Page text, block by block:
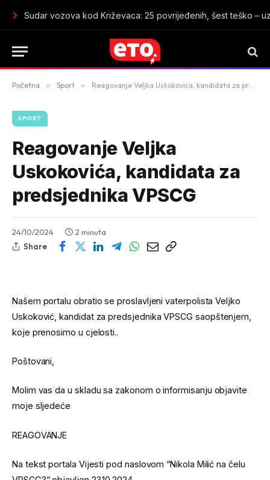
Djevojke, večeras igrajte za sebe, za Crnu Goru i za ono što
Početna » Sport » Reagovanje Veljka Uskokovića, kandidata za predsjednika VPSCG
SPORT
Reagovanje Veljka
Uskokovića, kandidata za
predsjednika VPSCG
24/10/2024
2 minuta
Share
Našem portalu obratio se proslavljeni vaterpolista Veljko
Uskoković, kandidat za predsjednika VPSCG saopštenjem,
koje prenosimo u cjelosti..
Poštovani,
Molim vas da u skladu sa zakonom o informisanju objavite
moje sljedeće
REAGOVANJE
Na tekst portala Vijesti pod naslovom “Nikola Milić na čelu